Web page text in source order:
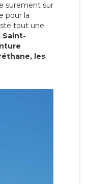
surement sur
pour la
tout une
les